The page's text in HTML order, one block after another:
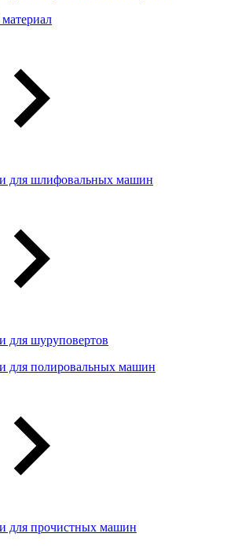
для шлифовальных машин
для шуруповертов
для полировальных машин
для прочистных машин